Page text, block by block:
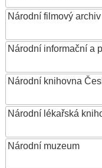
Národní filmový archiv
Národní informační a
Národní knihovna
Národní lékařská
Národní muzeum